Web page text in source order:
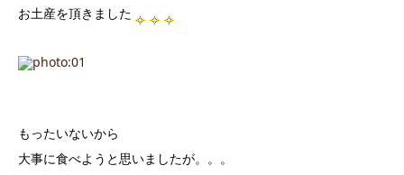
お土産を頂きました
もったいないから
大事に食べようと思いましたが。。。